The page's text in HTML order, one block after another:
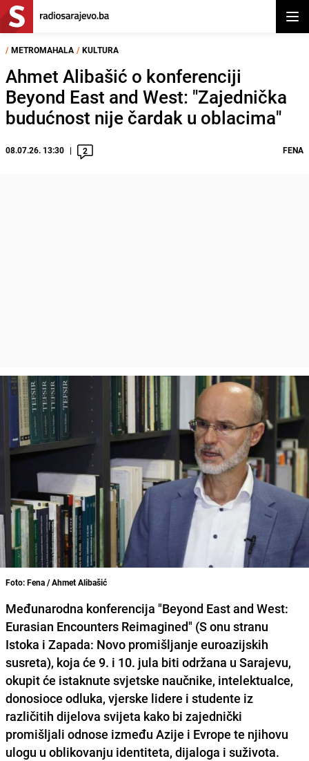
/ METROMAHALA / KULTURA
Ahmet Alibašić o konferenciji
Beyond East and West: "Zajednička
budućnost nije čardak u oblacima"
08.07.26. 13:30 2 FENA
Foto: Fena / Ahmet Alibašić
Međunarodna konferencija "Beyond East and West:
Eurasian Encounters Reimagined" (S onu stranu
Istoka i Zapada: Novo promišljanje euroazijskih
susreta), koja će 9. i 10. jula biti održana u Sarajevu,
okupit će istaknute svjetske naučnike, intelektualce,
donosioce odluka, vjerske lidere i studente iz
različitih dijelova svijeta kako bi zajednički
promišljali odnose između Azije i Evrope te njihovu
ulogu u oblikovanju identiteta, dijaloga i suživota.